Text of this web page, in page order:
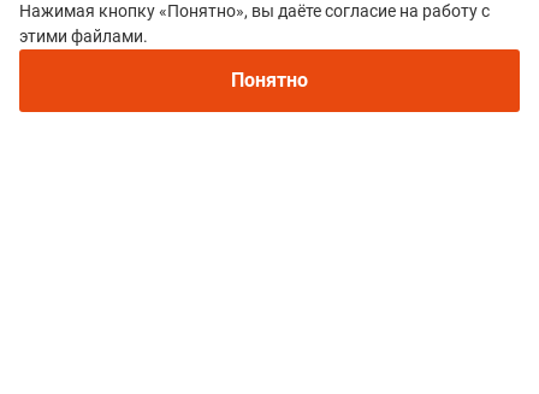
Нажимая кнопку «Понятно», вы даёте согласие на работу с
этими файлами.
Понятно